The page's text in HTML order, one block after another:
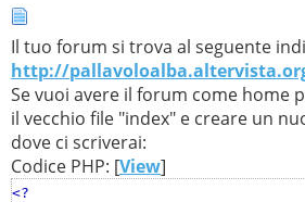
Il tuo forum si trova al seguente
http://
Se vuoi avere il forum come home
il vecchio file "index" e creare un
dove ci scriverai:
Codice PHP: [View]
<?